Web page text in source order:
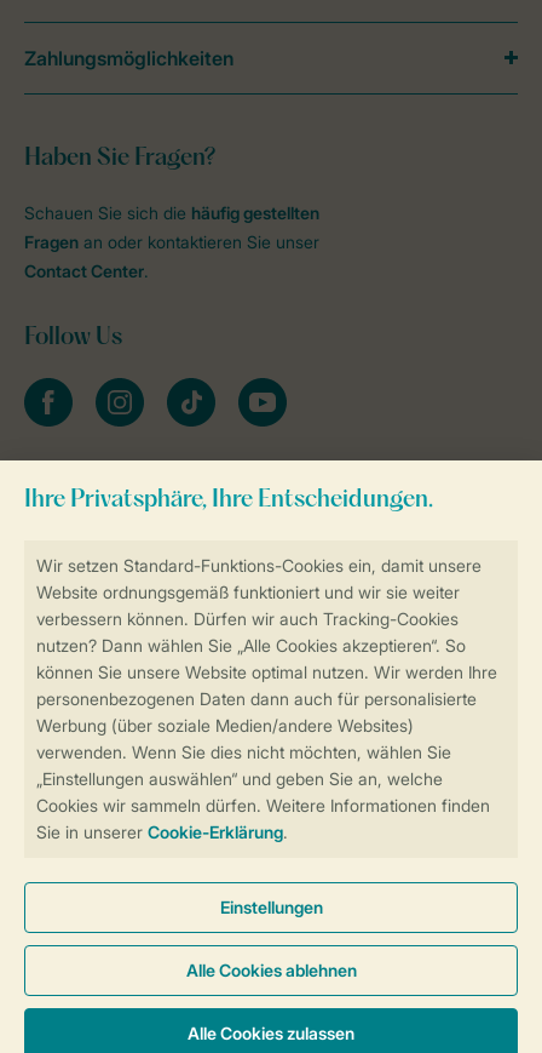
Weitere Informationen und Einstellungen
Sicher und schnell zur Online-Buchung
Sichere Datenübertragung
Sicheres Bezahlen
Haben Sie Fragen?
Schauen Sie sich die häufig gestellten
Fragen an oder kontaktieren Sie unser
Contact Center.
Follow Us
facebookinstagramtiktok youtube
Zum Newsletter anmelden
Zahlungsmöglichkeiten